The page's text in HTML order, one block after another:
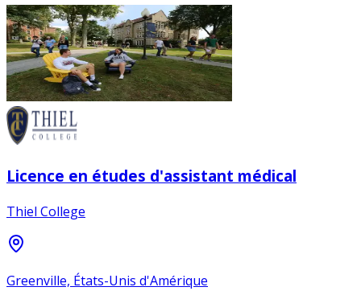
Licence en études d'assistant médical
Thiel College
Greenville, États-Unis d'Amérique